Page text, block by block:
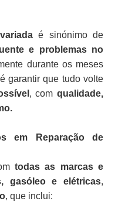
é sinónimo de
e problemas no
durante os meses
garantir que tudo volte
, comqualidade,
em Reparação de
todas as marcas e
gasóleo e elétricas,
, que inclui: